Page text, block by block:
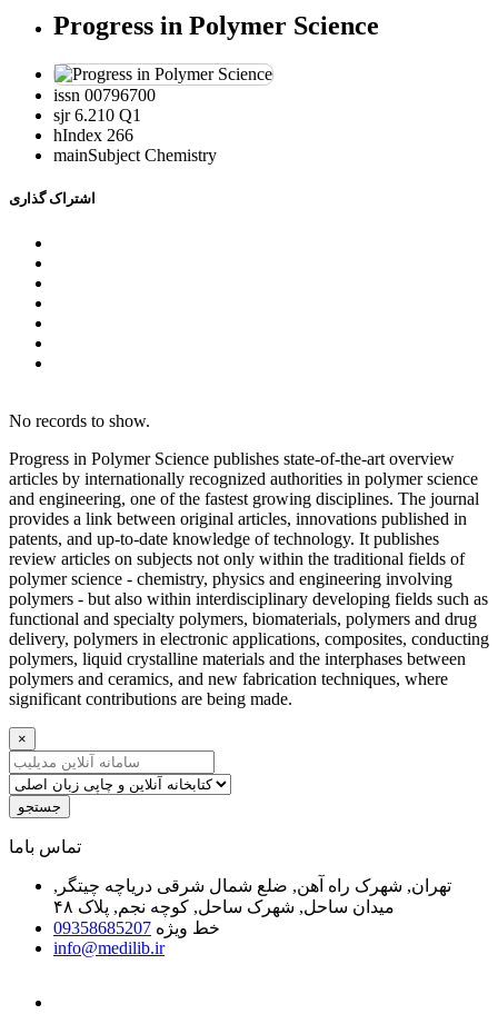
Progress in Polymer Science
issn 00796700
sjr6.210 Q1
hIndex 266
mainSubject Chemistry
اشتراک گذاری
No records to show.
Progress in Polymer Science publishes state-of-the-art overview
articles by internationally recognized authorities in polymer science
and engineering, one of the fastest growing disciplines. The journal
provides a link between original articles, innovations published in
patents, and up-to-date knowledge of technology. It publishes
review articles on subjects not only within the traditional fields of
polymer science - chemistry, physics and engineering involving
polymers - but also within interdisciplinary developing fields such as
functional and specialty polymers, biomaterials, polymers and drug
delivery, polymers in electronic applications, composites, conducting
polymers, liquid crystalline materials and the interphases between
polymers and ceramics, and new fabrication techniques, where
significant contributions are being made.
×
جستجو
ﺗﻤﺎﺱ ﺑﺎﻣﺎ
تهران, شهرک راه آهن, ضلع شمال شرقی دریاچه چیتگر,
میدان ساحل, شهرک ساحل, کوچه نجم, پلاک ۴۸
خط ویژه 09358685207
info@medilib.ir